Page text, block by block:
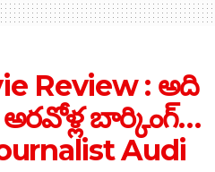
Review : అది
బార్కింగ్…
Audi